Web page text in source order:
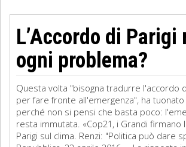
L’Accordo di Parigi
ogni problema?
Questa volta "bisogna tradurre l'accordo
per fare fronte all'emergenza", ha tuonato
perché non si pensi che basta poco:
resta immutata. «Cop21, i Grandi firmano
Parigi sul clima. Renzi: "Politica può dare